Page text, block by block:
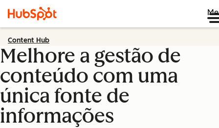
Content Hub
Melhore a gestão de
conteúdo com uma
única fonte de
informações